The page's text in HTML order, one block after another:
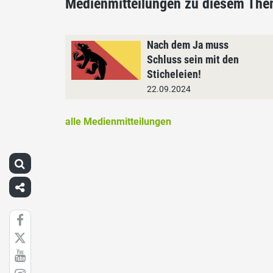
Medienmitteilungen zu diesem
Nach dem Ja muss
Schluss sein mit den
Sticheleien!
22.09.2024
alle Medienmitteilungen